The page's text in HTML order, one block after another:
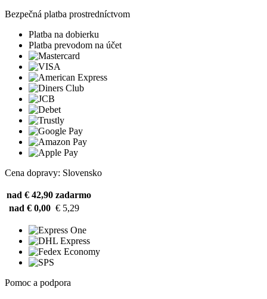
Bezpečná platba prostredníctvom
Platba na dobierku
Platba prevodom na účet
Cena dopravy: Slovensko
nad € 42,90 zadarmo
nad € 0,00 € 5,29
Pomoc a podpora